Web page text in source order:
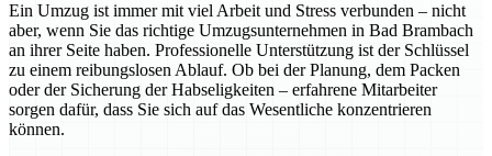
Ein Umzug ist immer mit viel Arbeit und Stress verbunden – nicht
aber, wenn Sie das richtige Umzugsunternehmen in Bad Brambach
an ihrer Seite haben. Professionelle Unterstützung ist der Schlüssel
zu einem reibungslosen Ablauf. Ob bei der Planung, dem Packen
oder der Sicherung der Habseligkeiten – erfahrene Mitarbeiter
sorgen dafür, dass Sie sich auf das Wesentliche konzentrieren
können.